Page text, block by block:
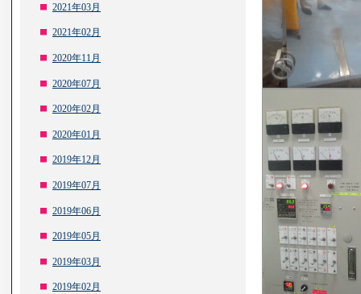
2021年03月
2021年02月
2020年11月
2020年07月
2020年02月
2020年01月
2019年12月
2019年07月
2019年06月
2019年05月
2019年03月
2019年02月